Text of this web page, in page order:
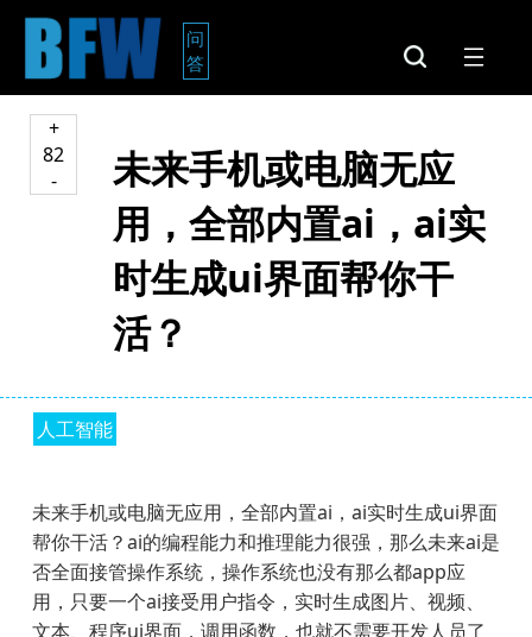
问
答
+
82
-
未来手机或电脑无应
用，全部内置ai，ai实
时生成ui界面帮你干
活？
人工智能
未来手机或电脑无应用，全部内置ai，ai实时生成ui界面
帮你干活？ai的编程能力和推理能力很强，那么未来ai是
否全面接管操作系统，操作系统也没有那么都app应
用，只要一个ai接受用户指令，实时生成图片、视频、
文本、程序ui界面，调用函数，也就不需要开发人员了